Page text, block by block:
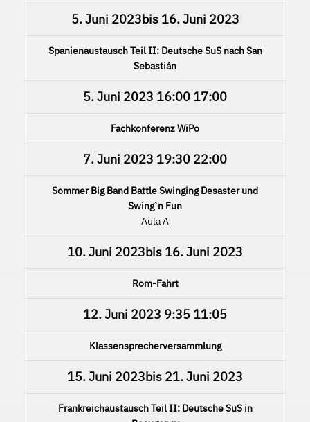
5. Juni 2023bis 16. Juni 2023
Spanienaustausch Teil II: Deutsche SuS nach San
Sebastián
5. Juni 2023 16:00 17:00
Fachkonferenz WiPo
7. Juni 2023 19:30 22:00
Sommer Big Band Battle Swinging Desaster und
Swingˋn Fun
Aula A
10. Juni 2023bis 16. Juni 2023
Rom-Fahrt
12. Juni 2023 9:35 11:05
Klassensprecherversammlung
15. Juni 2023bis 21. Juni 2023
Frankreichaustausch Teil II: Deutsche SuS in